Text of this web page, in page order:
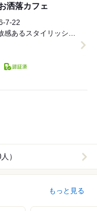
洒落カフェ
）
もっと見る